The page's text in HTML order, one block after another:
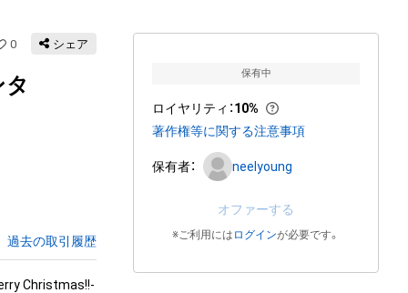
0 シェア
過去の取引履歴
Christmas!!-
保有中
ロイヤリティ ：10%
著作権等に関する注意事項
保有者： neelyoung
オファーする
※ご利用には ログインが必要です。